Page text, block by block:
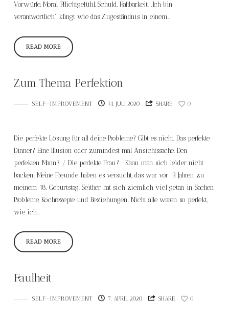
Vorwürfe, Moral, Pflichtgefühl, Schuld, Haftbarkeit. „Ich bin
verantwortlich“ klingt wie das Zugeständnis in einem…
READ MORE
Zum Thema Perfektion
SELF-IMPROVEMENT 14. JULI 2020 SHARE 0
Die perfekte Lösung für all deine Probleme? Gibt es nicht. Das perfekte
Dinner? Eine Illusion oder zumindest mal Ansichtssache. Den
perfekten Mann? / Die perfekte Frau? Kann man sich leider nicht
backen. Meine Freunde haben es versucht, das war vor 13 Jahren zu
meinem 18. Geburtstag. Seither hat sich ziemlich viel getan in Sachen
Probleme, Kochrezepte und Beziehungen. Nicht alle waren so perfekt,
wie ich…
READ MORE
Faulheit
SELF-IMPROVEMENT 7. APRIL 2020 SHARE 0